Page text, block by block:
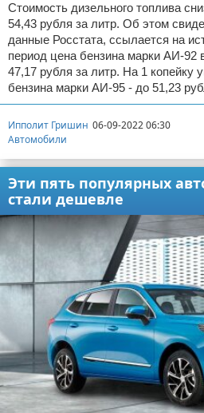
Стоимость дизельного топлива
54,43 рубля за литр. Об этом
данные Росстата, ссылается на
период цена бензина марки АИ-92
47,17 рубля за литр. На 1 копейку
бензина марки АИ-95 - до 51,23
Ипполит Гришин 06-09-2022 06:30
Автомобили
Эти пять популярных
стали дешевле